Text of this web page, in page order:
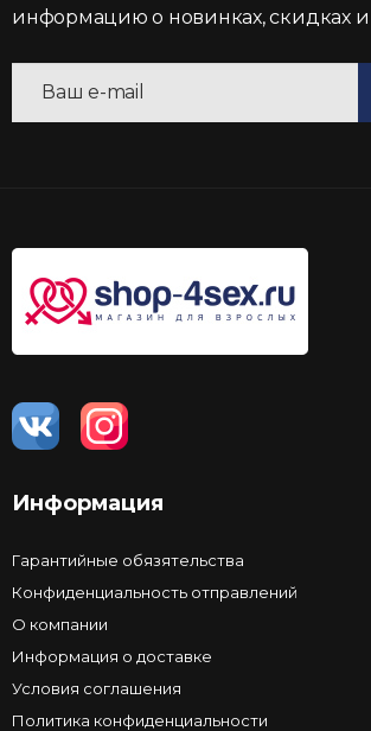
информацию о новинках, скидках и
Информация
Гарантийные обязятельства
Конфиденциальность отправлений
О компании
Информация о доставке
Условия соглашения
Политика конфиденциальности